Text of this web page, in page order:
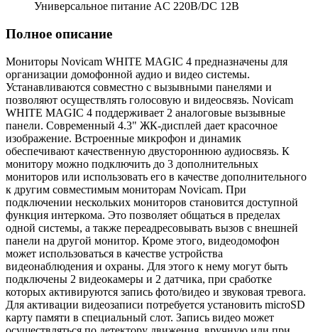
Универсальное питание AC 220В/DC 12В
Полное описание
Мониторы Novicam WHITE MAGIC 4 предназначены для
организации домофонной аудио и видео системы.
Устанавливаются совместно с вызывными панелями и
позволяют осуществлять голосовую и видеосвязь. Novicam
WHITE MAGIC 4 поддерживает 2 аналоговые вызывные
панели. Современный 4.3" ЖК-дисплей дает красочное
изображение. Встроенные микрофон и динамик
обеспечивают качественную двустороннюю аудиосвязь. К
монитору можно подключить до 3 дополнительных
мониторов или использовать его в качестве дополнительного
к другим совместимым мониторам Novicam. При
подключении нескольких мониторов становится доступной
функция интеркома. Это позволяет общаться в пределах
одной системы, а также переадресовывать вызов с внешней
панели на другой монитор. Кроме этого, видеодомофон
может использоваться в качестве устройства
видеонаблюдения и охраны. Для этого к нему могут быть
подключены 2 видеокамеры и 2 датчика, при сработке
которых активируются запись фото/видео и звуковая тревога.
Для активации видеозаписи потребуется установить microSD
карту памяти в специальный слот. Запись видео может